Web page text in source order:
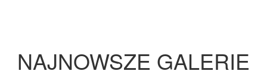
NAJNOWSZE GALERIE